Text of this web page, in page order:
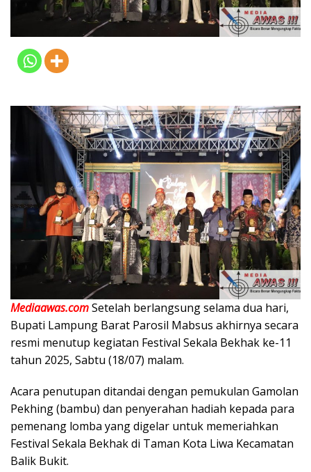
Mediaawas.comSetelah berlangsung selama dua hari,
Bupati Lampung Barat Parosil Mabsus akhirnya secara
resmi menutup kegiatan Festival Sekala Bekhak ke-11
tahun 2025, Sabtu (18/07) malam.
Acara penutupan ditandai dengan pemukulan Gamolan
Pekhing (bambu) dan penyerahan hadiah kepada para
pemenang lomba yang digelar untuk memeriahkan
Festival Sekala Bekhak di Taman Kota Liwa Kecamatan
Balik Bukit.